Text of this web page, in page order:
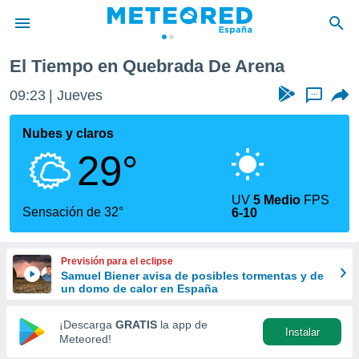
de
por
que se
calidad.
a este
las
y
forma
digital
basada
El Tiempo en Quebrada De Arena
09:23 Jueves ...
Nubes y claros
29°
Sensación de 32°
UV5 Medio FPS
6-10
Previsión para el eclipse
Samuel Biener avisa de posibles tormentas y de
un domo de calor en España
¡Descarga GRATIS la app de
Meteored!
Instalar